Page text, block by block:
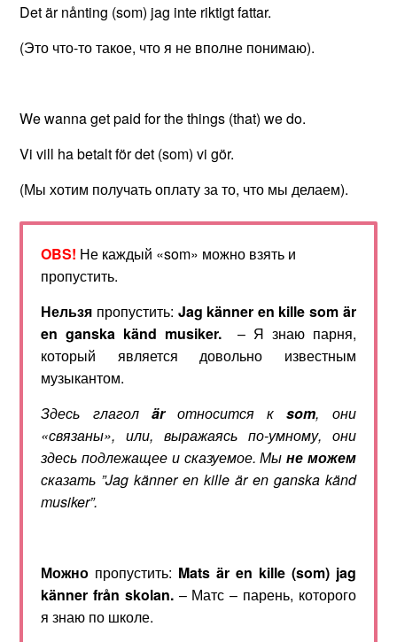
Det är nånting (som) jag inte riktigt fattar.
(Это что-то такое, что я не вполне понимаю).
We wanna get paid for the things (that) we do.
Vi vill ha betalt för det (som) vi gör.
(Мы хотим получать оплату за то, что мы делаем).
OBS! Не каждый «som» можно взять и
пропустить.
Нельзя пропустить: Jag känner en kille som är
en ganska känd musiker. – Я знаю парня,
который является довольно известным
музыкантом.
Здесь глагол ärотносится кsom, они
«связаны», или, выражаясь по-умному, они
здесь подлежащее и сказуемое. Мы не можем
сказать ”Jag känner en kille är en ganska känd
musiker”.
Можно пропустить: Mats är en kille(som) jag
känner från skolan.– Матс – парень, которого
я знаю по школе.